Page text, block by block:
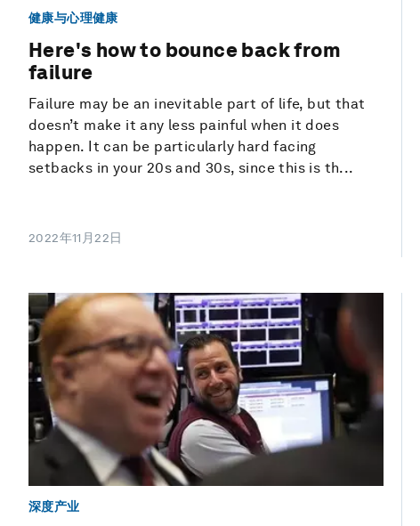
健康与心理健康
Here's how to bounce back from
failure
Failure may be an inevitable part of life, but that
doesn’t make it any less painful when it does
happen. It can be particularly hard facing
setbacks in your 20s and 30s, since this is th...
2022年11月22日
深度产业